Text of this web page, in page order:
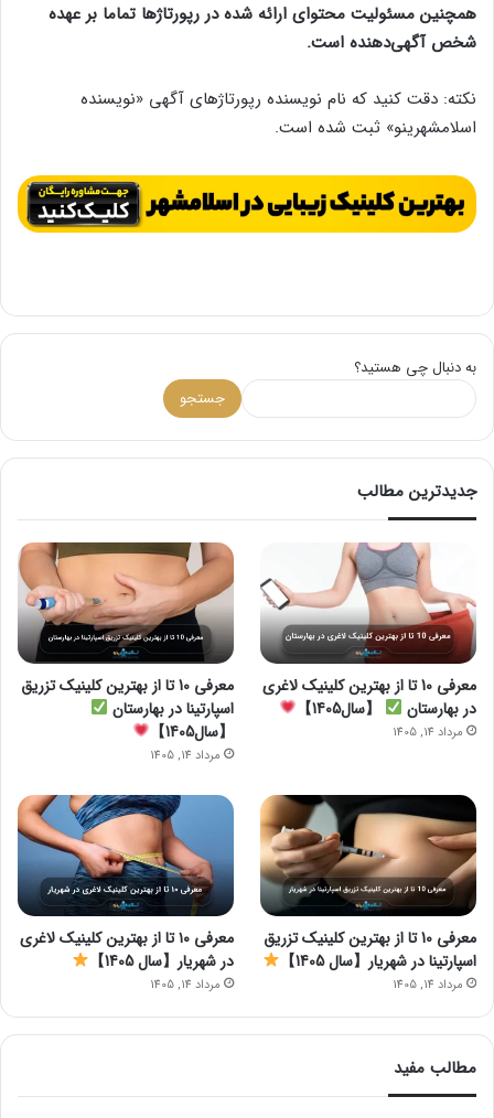
همچنین مسئولیت محتوای ارائه شده در رپورتاژها تماما بر عهده
شخص آگهی‌دهنده است.
نکته: دقت کنید که نام نویسنده رپورتاژهای آگهی «نویسنده
اسلامشهرینو» ثبت شده است.
به دنبال چی هستید؟
جستجو
جدیدترین مطالب
معرفی 10 تا از بهترین کلینیک لاغری
در بهارستان
【سال1405】
مرداد 14, 1405
معرفی 10 تا از بهترین کلینیک تزریق
اسپارتینا در بهارستان
【سال1405】
مرداد 14, 1405
معرفی 10 تا از بهترین کلینیک تزریق
اسپارتینا در شهریار【سال 1405】
مرداد 14, 1405
معرفی ۱۰ تا از بهترین کلینیک لاغری
در شهریار【سال 1405】
مرداد 14, 1405
مطالب مفید